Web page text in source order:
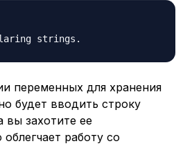
переменных для хранения
будет вводить строку
вы захотите ее
работу со